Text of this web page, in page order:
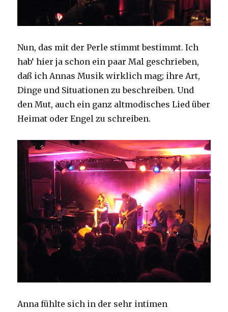
Nun, das mit der Perle stimmt bestimmt. Ich
hab‘ hier ja schon ein paar Mal geschrieben,
daß ich Annas Musik wirklich mag; ihre Art,
Dinge und Situationen zu beschreiben. Und
den Mut, auch ein ganz altmodisches Lied über
Heimat oder Engel zu schreiben.
Anna fühlte sich in der sehr intimen